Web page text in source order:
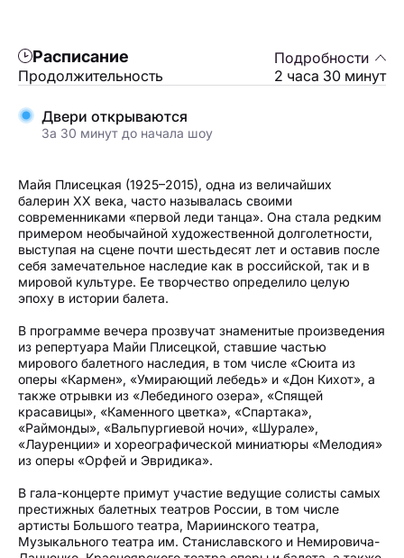
Расписание
Подробности
Продолжительность
2 часа 30 минут
Двери открываются
За 30 минут до начала шоу
Майя Плисецкая (1925–2015), одна из величайших
балерин XX века, часто называлась своими
современниками «первой леди танца». Она стала редким
примером необычайной художественной долголетности,
выступая на сцене почти шестьдесят лет и оставив после
себя замечательное наследие как в российской, так и в
мировой культуре. Ее творчество определило целую
эпоху в истории балета.
В программе вечера прозвучат знаменитые произведения
из репертуара Майи Плисецкой, ставшие частью
мирового балетного наследия, в том числе «Сюита из
оперы «Кармен», «Умирающий лебедь» и «Дон Кихот», а
также отрывки из «Лебединого озера», «Спящей
красавицы», «Каменного цветка», «Спартака»,
«Раймонды», «Вальпургиевой ночи», «Шурале»,
«Лауренции» и хореографической миниатюры «Мелодия»
из оперы «Орфей и Эвридика».
В гала-концерте примут участие ведущие солисты самых
престижных балетных театров России, в том числе
артисты Большого театра, Мариинского театра,
Музыкального театра им. Станиславского и Немировича-